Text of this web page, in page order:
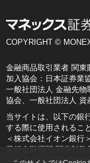
COPYRIGHT ©
金融商品取引業者 関東
加入協会：日本証券業
一般社団法人 金融先
協会、一般社団法人 資
当サイトは、以下の銀
する際に使用されるこ
＜株式会社イオン銀行＞
登録金融機関 関東財
＜株式会社SBI新生銀